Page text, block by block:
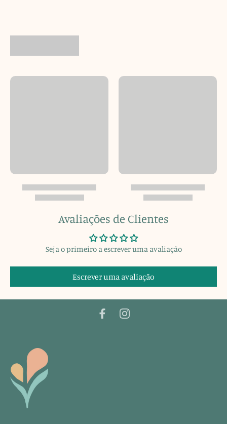
Avaliações de Clientes
Seja o primeiro a escrever uma avaliação
Escrever uma avaliação